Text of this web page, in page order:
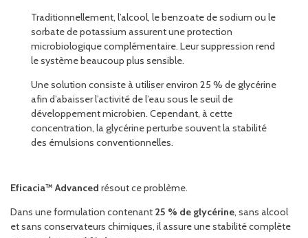
Traditionnellement, l’alcool, le benzoate de sodium ou le
sorbate de potassium assurent une protection
microbiologique complémentaire. Leur suppression rend
le système beaucoup plus sensible.
Une solution consiste à utiliser environ 25 % de glycérine
afin d’abaisser l’activité de l’eau sous le seuil de
développement microbien. Cependant, à cette
concentration, la glycérine perturbe souvent la stabilité
des émulsions conventionnelles.
Eficacia™ Advanced résout ce problème.
Dans une formulation contenant 25 % de glycérine, sans alcool
et sans conservateurs chimiques, il assure une stabilité complète